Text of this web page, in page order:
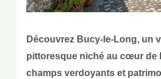
Découvrez Bucy-le-Long, un
pittoresque niché au cœur de
champs verdoyants et